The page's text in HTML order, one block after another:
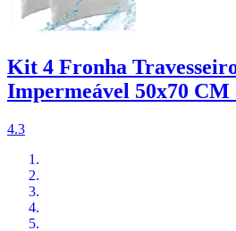
Kit 4 Fronha
Impermeável 50x70
4.3